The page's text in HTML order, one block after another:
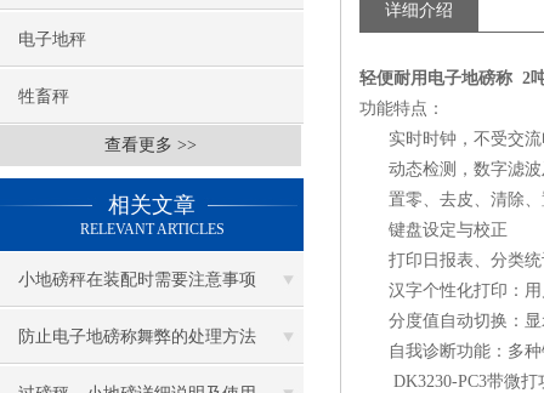
电子地秤
牲畜秤
查看更多 >>
相关文章
RELEVANT ARTICLES
小地磅秤在装配时需要注意事项
防止电子地磅称舞弊的处理方法
详细介绍
轻便耐用电子地磅称 2
功能特点：
实时时钟，不受交流
动态检测，数字滤波
置零、去皮、清除、
键盘设定与校正
打印日报表、分类统
汉字个性化打印：用
分度值自动切换：显
自我诊断功能：多种
DK3230-PC3带微打